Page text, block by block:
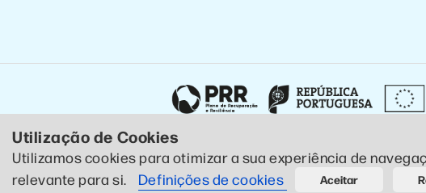
© 2020 CTCP . Todos os direitos reservados . Política de Privacidade
Utilização de Cookies
Utilizamos cookies para otimizar a sua experiência de
relevante para si. Definições de cookies